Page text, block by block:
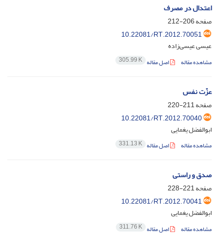
اعتدال در مصرف
صفحه206-212
10.22081/RT.2012.70051
عیسی عیسی‌زاده
مشاهده مقاله اصل مقاله 305.99 K
عزّت نفس
صفحه211-220
10.22081/RT.2012.70040
ابوالفضل یغمایی
مشاهده مقاله اصل مقاله 331.13 K
صدق و راستی
صفحه221-228
10.22081/RT.2012.70041
ابوالفضل یغمایی
مشاهده مقاله اصل مقاله 311.76 K